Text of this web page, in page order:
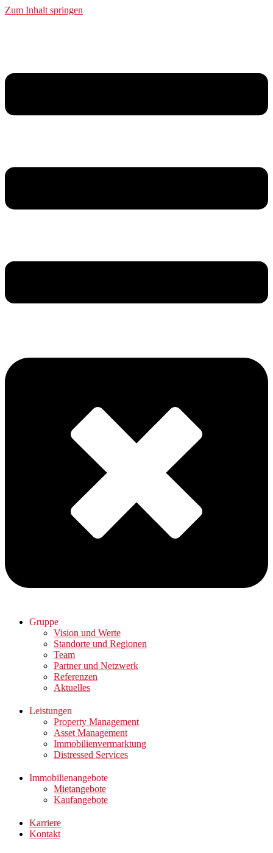
Zum Inhalt springen
Gruppe
Vision und Werte
Standorte und Regionen
Team
Partner und Netzwerk
Referenzen
Aktuelles
Leistungen
Property Management
Asset Management
Immobilienvermarktung
Distressed Services
Immobilienangebote
Mietangebote
Kaufangebote
Karriere
Kontakt